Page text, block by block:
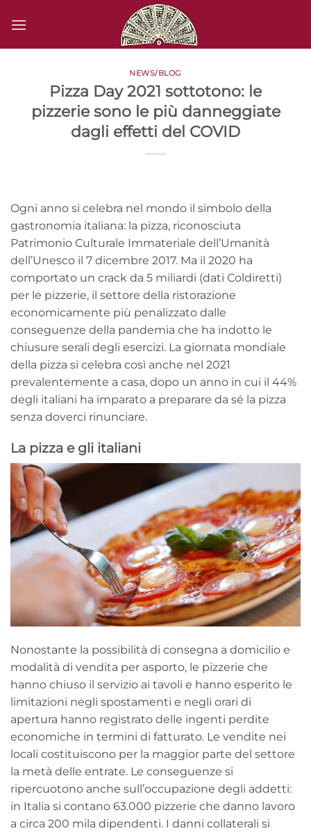
NEWS/BLOG
Pizza Day 2021 sottotono: le
pizzerie sono le più danneggiate
dagli effetti del COVID
Ogni anno si celebra nel mondo il simbolo della
gastronomia italiana: la pizza, riconosciuta
Patrimonio Culturale Immateriale dell’Umanità
dell’Unesco il 7 dicembre 2017. Ma il 2020 ha
comportato un crack da 5 miliardi (dati Coldiretti)
per le pizzerie, il settore della ristorazione
economicamente più penalizzato dalle
conseguenze della pandemia che ha indotto le
chiusure serali degli esercizi. La giornata mondiale
della pizza si celebra così anche nel 2021
prevalentemente a casa, dopo un anno in cui il 44%
degli italiani ha imparato a preparare da sé la pizza
senza doverci rinunciare.
La pizza e gli italiani
Nonostante la possibilità di consegna a domicilio e
modalità di vendita per asporto, le pizzerie che
hanno chiuso il servizio ai tavoli e hanno esperito le
limitazioni negli spostamenti e negli orari di
apertura hanno registrato delle ingenti perdite
economiche in termini di fatturato. Le vendite nei
locali costituiscono per la maggior parte del settore
la metà delle entrate. Le conseguenze si
ripercuotono anche sull’occupazione degli addetti:
in Italia si contano 63.000 pizzerie che danno lavoro
a circa 200 mila dipendenti. I danni collaterali si